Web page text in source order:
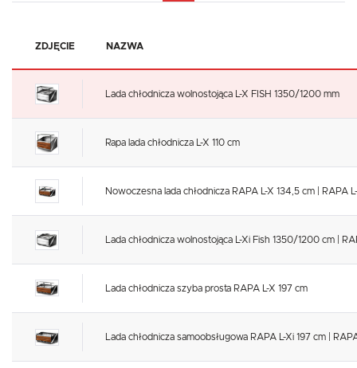
ZDJĘCIE NAZWA
Lada chłodnicza wolnostojąca L-X FISH 1350/1200 mm
Rapa lada chłodnicza L-X 110 cm
Nowoczesna lada chłodnicza RAPA L-X 134,5 cm | RAPA
Lada chłodnicza wolnostojąca L-Xi Fish 1350/1200 cm |
Lada chłodnicza szyba prosta RAPA L-X 197 cm
Lada chłodnicza samoobsługowa RAPA L-Xi 197 cm |